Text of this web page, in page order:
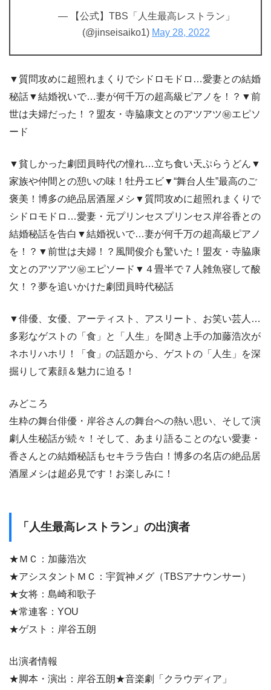
— 【公式】TBS「人生最高レストラン」
(@jinseisaiko1) May 28, 2022
▼質問攻めに超照れまくりでシドロモドロ…愛妻との結婚
秘話▼結婚祝いで…妻が何千万の超高級ピアノを！？▼前
世は夫婦だった！？盟友・寺脇康文とのアツアツ㊙エピソ
ード
▼貧しかった劇団員時代の憧れ…立ち食い天ぷらうどん▼
家族や仲間との憩いの味！牡丹エビ▼“舞台人生”最高のご
褒美！博多の絶品居酒屋メシ▼質問攻めに超照れまくりで
シドロモドロ…愛妻・元プリンセスプリンセス岸谷香との
結婚秘話を告白▼結婚祝いで…妻が何千万の超高級ピアノ
を！？▼前世は夫婦！？風間俊介も驚いた！盟友・寺脇康
文とのアツアツ㊙エピソード▼４畳半で７人雑魚寝して酸
欠！？夢を追いかけた劇団員時代秘話
▼俳優、女優、アーティスト、アスリート、お笑い芸人…
多彩なゲストの「食」と「人生」を聞き上手の加藤浩次が
ネホリハホリ！「食」の話題から、ゲストの「人生」を深
掘りして素顔＆魅力に迫る！
みどころ
生粋の舞台俳優・岸谷さんの舞台への熱い思い、そして演
劇人生秘話が続々！そして、あまり語ることのない愛妻・
香さんとの結婚秘話もセキララ告白！博多の名店の絶品居
酒屋メシは超必見です！お楽しみに！
「人生最高レストラン」の出演者
★ＭＣ：加藤浩次
★アシスタントＭＣ：宇賀神メグ（TBSアナウンサー）
★女将：島崎和歌子
★常連客：YOU
★ゲスト：岸谷五朗
出演者情報
★脚本・演出：岸谷五朗★音楽劇「クラウディア」